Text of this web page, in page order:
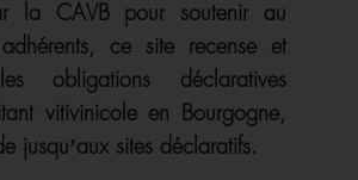
la CAVB pour soutenir au
ce site recense et
obligations déclaratives
vitivinicole en Bourgogne,
jusqu’aux sites déclaratifs.